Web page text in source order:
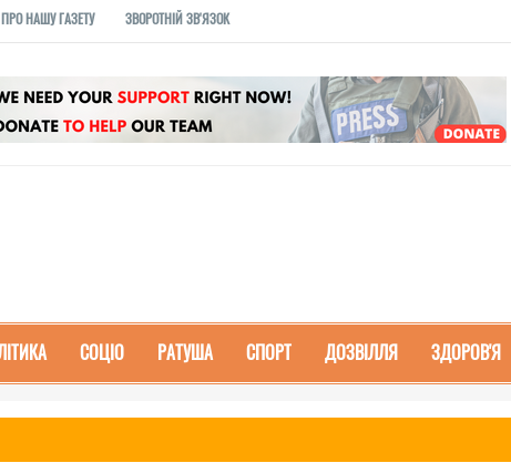
ПРО НАШУ ГАЗЕТУ ЗВОРОТНІЙ ЗВ'ЯЗОК
СОЦІО РАТУША СПОРТ ДОЗВІЛЛЯ ЗДОРОВ'Я